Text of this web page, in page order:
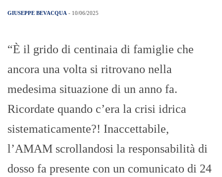
GIUSEPPE BEVACQUA - 10/06/2025
“È il grido di centinaia di famiglie che
ancora una volta si ritrovano nella
medesima situazione di un anno fa.
Ricordate quando c’era la crisi idrica
sistematicamente?! Inaccettabile,
l’AMAM scrollandosi la responsabilità di
dosso fa presente con un comunicato di 24